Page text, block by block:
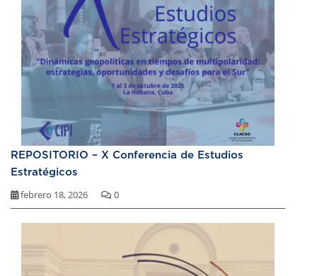
REPOSITORIO – X Conferencia de Estudios
Estratégicos
febrero 18, 2026 0